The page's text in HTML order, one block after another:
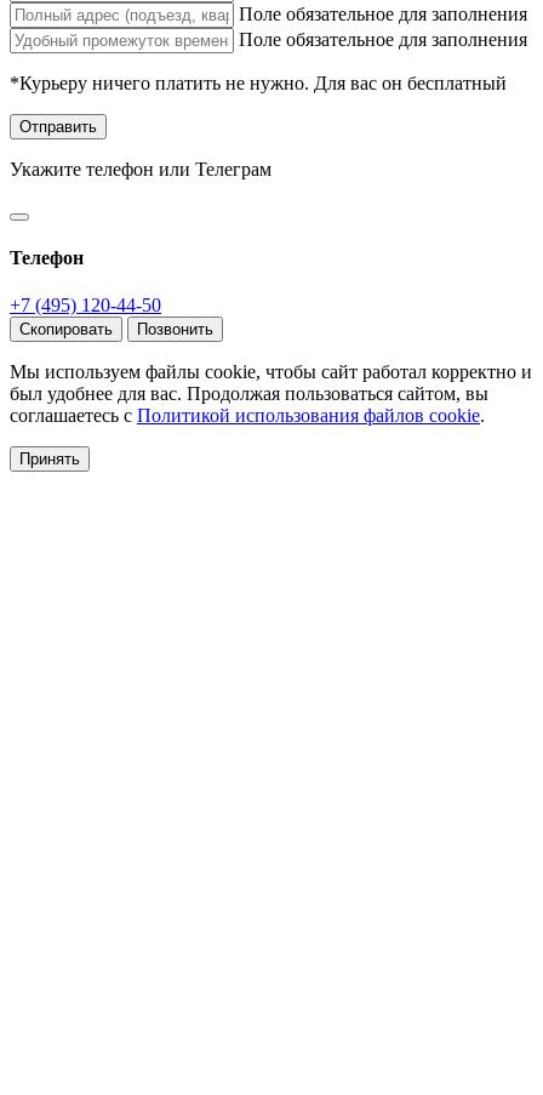
Поле обязательное для заполнения
Поле обязательное для заполнения
*Курьеру ничего платить не нужно. Для вас он бесплатный
Отправить
Укажите телефон или Телеграм
Телефон
+7 (495) 120-44-50
Скопировать Позвонить
Мы используем файлы cookie, чтобы сайт работал корректно и
был удобнее для вас. Продолжая пользоваться сайтом, вы
соглашаетесь с Политикой использования файлов cookie.
Принять